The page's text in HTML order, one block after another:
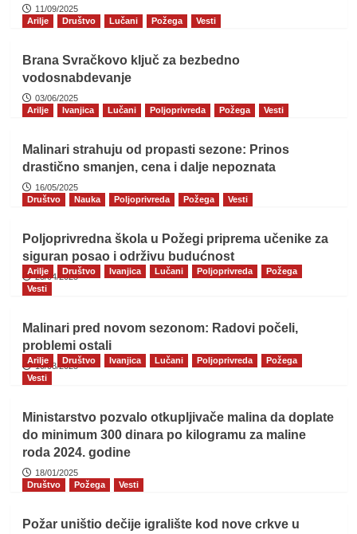
11/09/2025
Arilje
Društvo Lučani Požega Vesti
Brana Svračkovo ključ za bezbedno
vodosnabdevanje
03/06/2025
Arilje
Ivanjica Lučani Poljoprivreda Požega Vesti
Malinari strahuju od propasti sezone: Prinos
drastično smanjen, cena i dalje nepoznata
16/05/2025
Društvo
Nauka Poljoprivreda Požega Vesti
Poljoprivredna škola u Požegi priprema učenike za
siguran posao i održivu budućnost
25/04/2025
Arilje Društvo Ivanjica Lučani Poljoprivreda
Požega
Vesti
Malinari pred novom sezonom: Radovi počeli,
problemi ostali
10/03/2025
Arilje Društvo Ivanjica Lučani Poljoprivreda
Požega
Vesti
Ministarstvo pozvalo otkupljivače malina da doplate
do minimum 300 dinara po kilogramu za maline
roda 2024. godine
18/01/2025
Društvo
Požega Vesti
Požar uništio dečije igralište kod nove crkve u